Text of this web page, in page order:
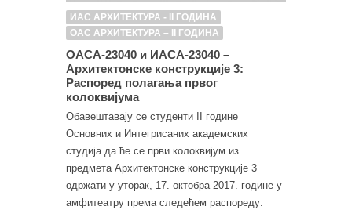
ИАС АРХИТЕКТУРА - II ГОДИНА
ОАС АРХИТЕКТУРА – II ГОДИНА
ОАСА-23040 и ИАСА-23040 –
Архитектонске конструкције 3:
Распоред полагања првог
колоквијума
Обавештавају се студенти II године
Основних и Интегрисаних академских
студија да ће се први колоквијум из
предмета Архитектонске конструкције 3
одржати у уторак, 17. октобра 2017. године у
амфитеатру према следећем распореду: